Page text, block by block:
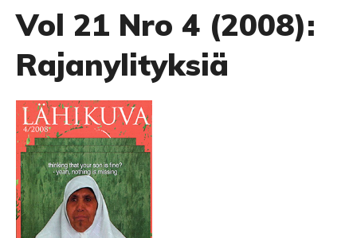
Vol 21 Nro 4 (2008):
Rajanylityksiä